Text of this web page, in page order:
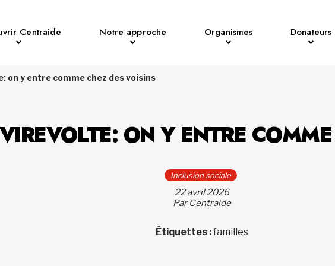
Centraide Notre approche Organismes Donateurs
on y entre comme chez des voisins
ON Y ENTRE
Inclusion sociale
22 avril 2026
Par Centraide
Étiquettes :familles